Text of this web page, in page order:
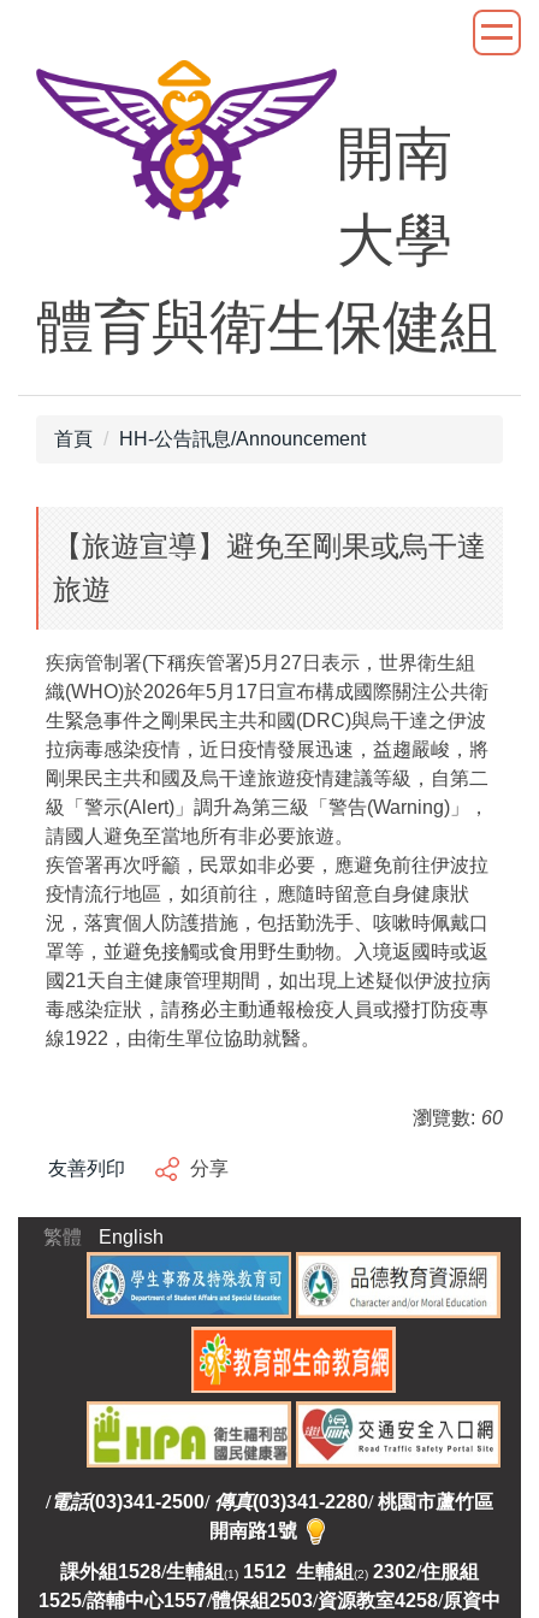
開南
大學
體育與衛生保健組
首頁 HH-公告訊息/Announcement
【旅遊宣導】避免至剛果或烏干達
旅遊
疾病管制署(下稱疾管署)5月27日表示，世界衛生組
織(WHO)於2026年5月17日宣布構成國際關注公共衛
生緊急事件之剛果民主共和國(DRC)與烏干達之伊波
拉病毒感染疫情，近日疫情發展迅速，益趨嚴峻，將
剛果民主共和國及烏干達旅遊疫情建議等級，自第二
級「警示(Alert)」調升為第三級「警告(Warning)」，
請國人避免至當地所有非必要旅遊。
疾管署再次呼籲，民眾如非必要，應避免前往伊波拉
疫情流行地區，如須前往，應隨時留意自身健康狀
況，落實個人防護措施，包括勤洗手、咳嗽時佩戴口
罩等，並避免接觸或食用野生動物。入境返國時或返
國21天自主健康管理期間，如出現上述疑似伊波拉病
毒感染症狀，請務必主動通報檢疫人員或撥打防疫專
線1922，由衛生單位協助就醫。
瀏覽數: 60
友善列印 分享
繁體 English
/電話(03)341-2500/ 傳真(03)341-2280/ 桃園市蘆竹區
開南路1號
課外組 1528/生輔組 (1) 1512 生輔組 (2) 2302/住服組
1525/諮輔中心1557/體保組2503/資源教室4258/原資中